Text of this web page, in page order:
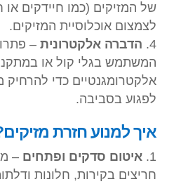
של המזיקים (כמו חיידקים או
לצמצום אוכלוסיית המזיקים.
הדברה אלקטרונית–
המשתמש בגלי קול או
אלקטרומגנטיים כדי להרחיק
לפגוע בסביבה.
איך למנוע חזרת
איטום סדקים ופתחים –
חריצים בקירות, חלונות